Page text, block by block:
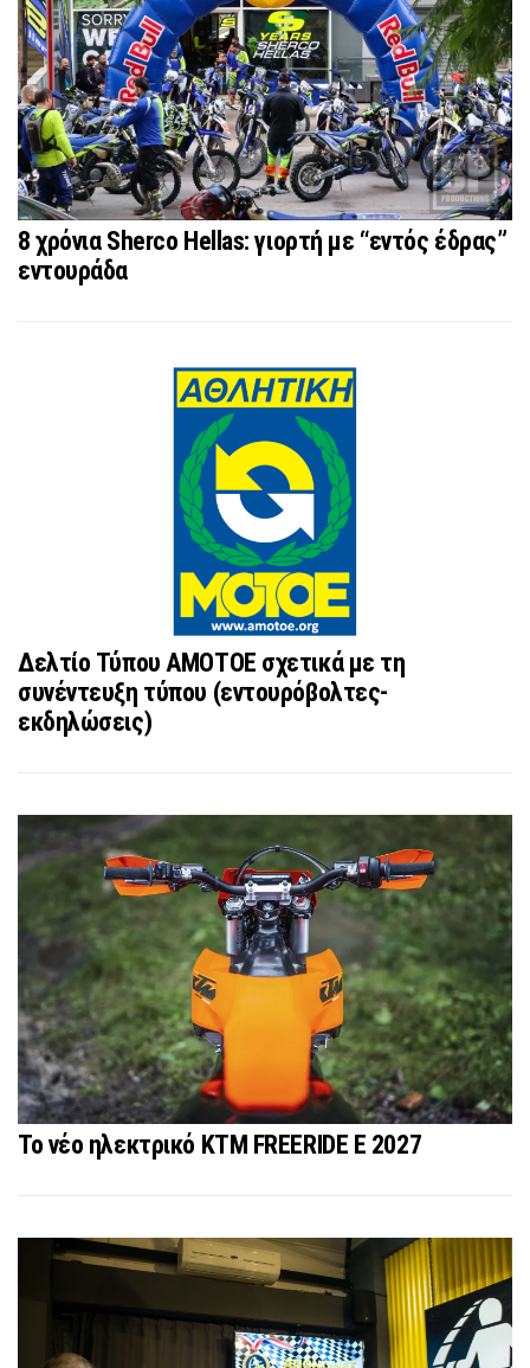
8 χρόνια Sherco Hellas: γιορτή με “εντός έδρας”
εντουράδα
Δελτίο Τύπου ΑΜΟΤΟΕ σχετικά με τη
συνέντευξη τύπου (εντουρόβολτες-
εκδηλώσεις)
Το νέο ηλεκτρικό KTM FREERIDE E 2027